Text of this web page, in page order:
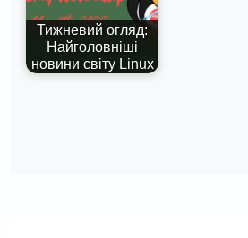
Тижневий огляд:
Найголовніші
новини світу Linux